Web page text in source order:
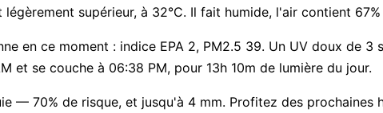
légèrement supérieur, à 32°C. Il fait humide, l'air contient
en ce moment : indice EPA 2, PM2.5 39. Un UV doux de 3
et se couche à 06:38 PM, pour 13h 10m de lumière du jour.
— 70% de risque, et jusqu'à 4 mm. Profitez des